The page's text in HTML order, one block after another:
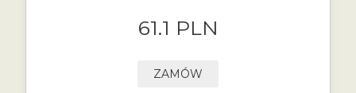
61.1 PLN
ZAMÓW